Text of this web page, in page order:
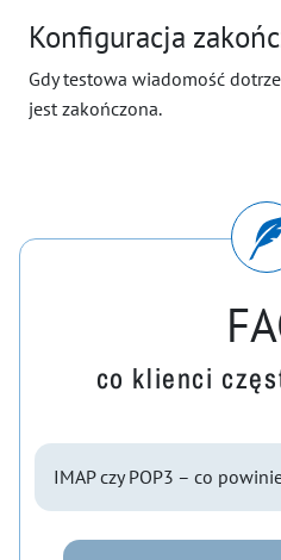
Konfiguracja
Gdy testowa wiadomość
jest zakończona.
co klienci
IMAP czy POP3 – co